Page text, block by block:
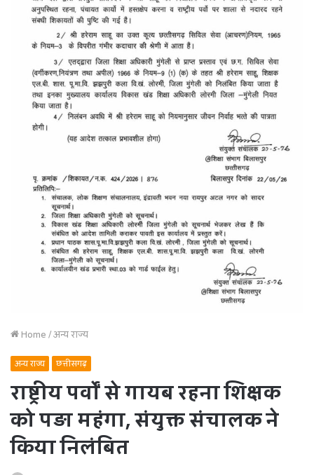
Home/अन्य राज्य
अन्य राज्य छत्तीसगढ़
राष्ट्रीय पर्वों से गायब रहना शिक्षक
को पड़ा महंगा, संयुक्त संचालक ने
किया निलंबित